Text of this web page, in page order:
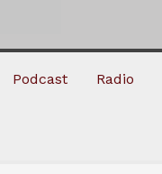
Podcast Radio